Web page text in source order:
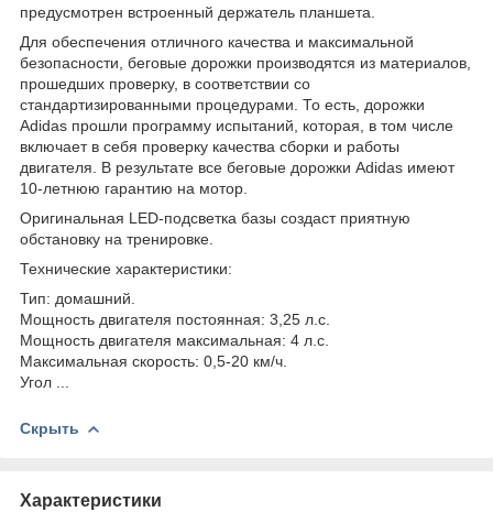
предусмотрен встроенный держатель планшета.
Для обеспечения отличного качества и максимальной
безопасности, беговые дорожки производятся из материалов,
прошедших проверку, в соответствии со
стандартизированными процедурами. То есть, дорожки
Adidas прошли программу испытаний, которая, в том числе
включает в себя проверку качества сборки и работы
двигателя. В результате все беговые дорожки Adidas имеют
10-летнюю гарантию на мотор.
Оригинальная LED-подсветка базы создаст приятную
обстановку на тренировке.
Технические характеристики:
Тип: домашний.
Мощность двигателя постоянная: 3,25 л.с.
Мощность двигателя максимальная: 4 л.с.
Максимальная скорость: 0,5-20 км/ч.
Угол ...
Скрыть
Характеристики